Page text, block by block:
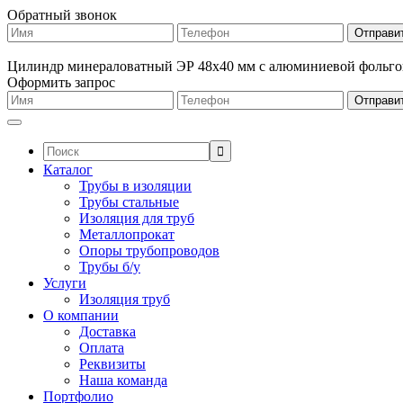
Обратный звонок
Цилиндр минераловатный ЭР 48х40 мм с алюминиевой
Оформить запрос
Поиск:
Каталог
Трубы в изоляции
Трубы стальные
Изоляция для труб
Металлопрокат
Опоры трубопроводов
Трубы б/у
Услуги
Изоляция труб
О компании
Доставка
Оплата
Реквизиты
Наша команда
Портфолио